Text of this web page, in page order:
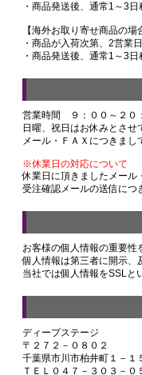
・商品発送後、通常1～3
【海外お取り寄せ商品の場
・商品が入荷次第、2営業
・商品発送後、通常1～3
営業時間 ９：００～２０
日曜、祝日はお休みとさせ
メール・ＦＡＸにつきまし
※休業日の対応について
休業日に頂きましたメール
受注確認メールの送信につ
お客様の個人情報の重要性
個人情報は第三者に開示、
当社では個人情報をSSLと
ディープステージ
〒２７２－０８０２
千葉県市川市柏井町１－１
ＴＥＬ０４７－３０３－０